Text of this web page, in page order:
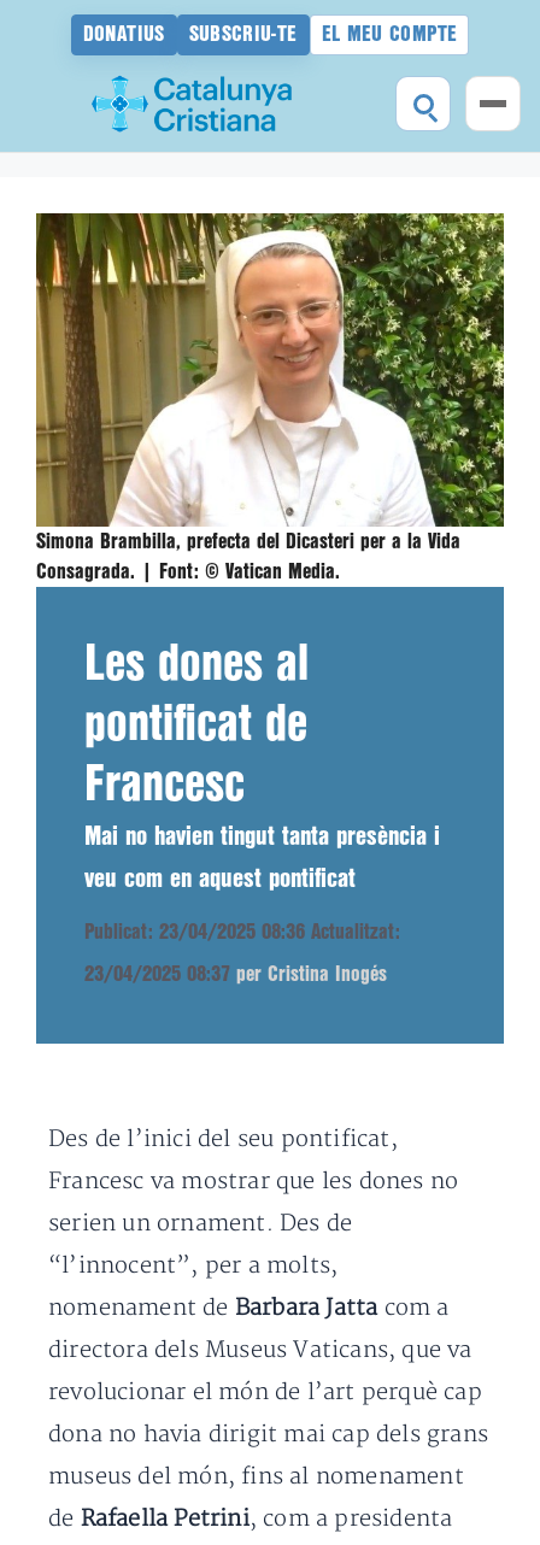
DONATIUS SUBSCRIU-TE EL MEU COMPTE
contingut
Simona Brambilla, prefecta del Dicasteri per a la Vida
Consagrada. |
Font: © Vatican Media.
Les dones al
pontificat de
Francesc
Mai no havien tingut tanta presència i
veu com en aquest pontificat
Publicat: 23/04/2025 08:36 Actualitzat:
23/04/2025 08:37 per Cristina Inogés
Des de l’inici del seu pontificat,
Francesc va mostrar que les dones no
serien un ornament. Des de
“l’innocent”, per a molts,
nomenament de Barbara Jattacom a
directora dels Museus Vaticans, que va
revolucionar el món de l’art perquè cap
dona no havia dirigit mai cap dels grans
museus del món, fins al nomenament
de Rafaella Petrini, com a presidenta